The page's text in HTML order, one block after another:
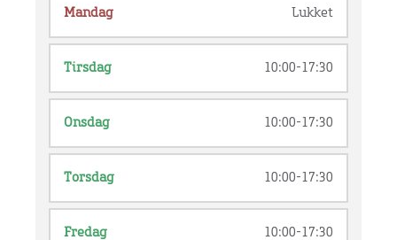
Mandag Lukket
Tirsdag 10:00-17:30
Onsdag 10:00-17:30
Torsdag 10:00-17:30
Fredag 10:00-17:30